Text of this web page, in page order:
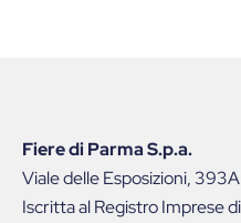
Fiere di Parma S.p.a.
Viale delle Esposizioni,
Iscritta al Registro Imprese